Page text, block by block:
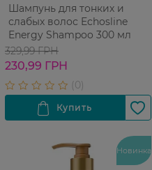
Шампунь для тонких и
слабых волос Echosline
Energy Shampoo 300 мл
329,99 ГРН
230,99 ГРН
Новинка